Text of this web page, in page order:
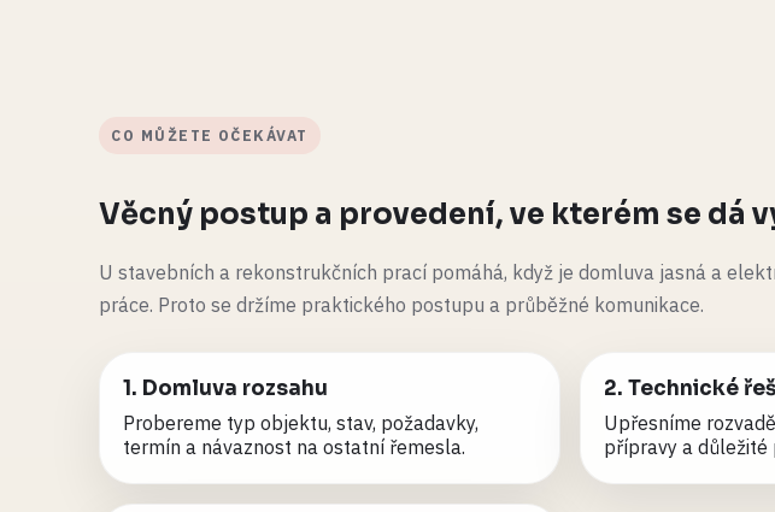
CO MŮŽETE OČEKÁVAT
Věcný postup a provedení, ve kterém se dá
U stavebních a rekonstrukčních prací pomáhá, když je domluva jasná a
práce. Proto se držíme praktického postupu a průběžné komunikace.
1. Domluva rozsahu
Probereme typ objektu, stav, požadavky,
termín a návaznost na ostatní řemesla.
2. Technické
Upřesníme
přípravy a důležité